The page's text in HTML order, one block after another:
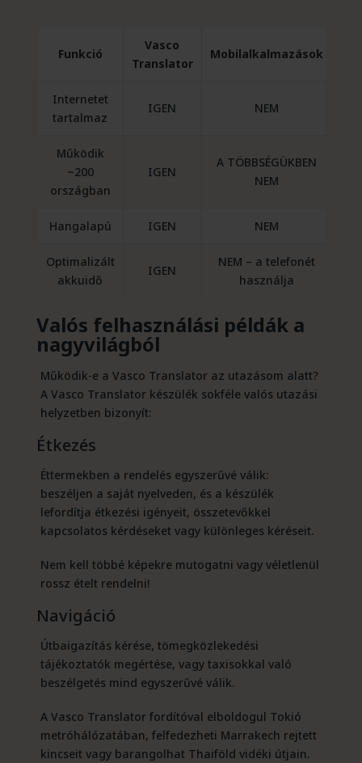
Funkció
Vasco
Translator
Mobilalkalmazások
Internetet
tartalmaz
IGEN NEM
Működik
~200
országban
IGEN
A TÖBBSÉGÜKBEN
NEM
Hangalapú IGEN NEM
Optimalizált
akkuidő
IGEN
NEM – a telefonét
használja
Valós felhasználási példák a
nagyvilágból
Működik-e a Vasco Translator az utazásom alatt?
A Vasco Translator készülék sokféle valós utazási
helyzetben bizonyít:
Étkezés
Éttermekben a rendelés egyszerűvé válik:
beszéljen a saját nyelveden, és a készülék
lefordítja étkezési igényeit, összetevőkkel
kapcsolatos kérdéseket vagy különleges kéréseit.
Nem kell többé képekre mutogatni vagy véletlenül
rossz ételt rendelni!
Navigáció
Útbaigazítás kérése, tömegközlekedési
tájékoztatók megértése, vagy taxisokkal való
beszélgetés mind egyszerűvé válik.
A Vasco Translator fordítóval elboldogul Tokió
metróhálózatában, felfedezheti Marrakech rejtett
kincseit vagy barangolhat Thaiföld vidéki útjain.